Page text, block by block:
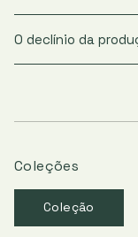
O declínio da
Coleções
Coleção